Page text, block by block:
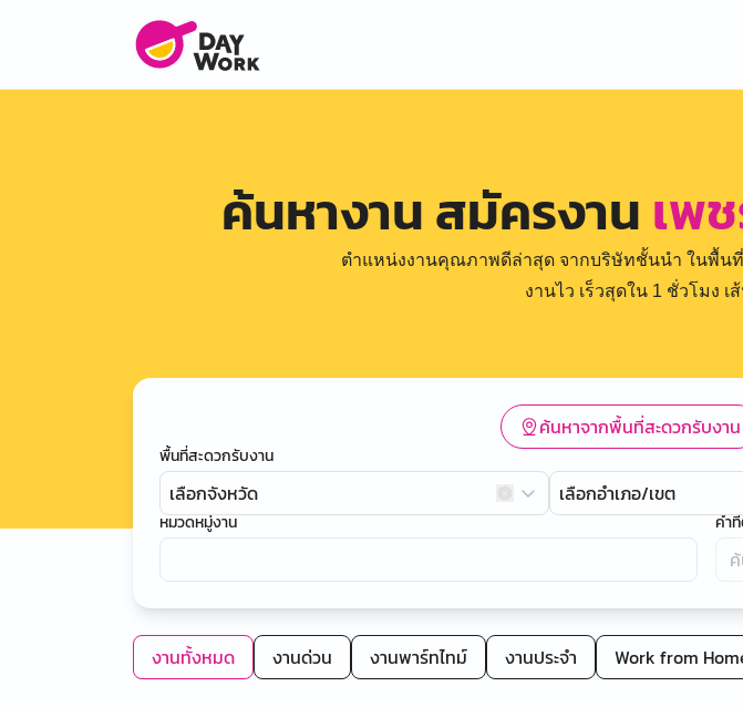
ค้นหางาน สมัครงาน เพ
ตำแหน่งงานคุณภาพดีล่าสุด จากบริษัทชั้นนำ ในพื้
งานไว เร็วสุดใน 1 ชั่วโมง
ค้นหาจากพื้นที่สะดวกรับงาน
พื้นที่สะดวกรับงาน
เลือกจังหวัด เลือกอำเภอ/เขต
หมวดหมู่งาน คำ
งานทั้งหมด งานด่วน งานพาร์ทไทม์ งานประจำ Work from